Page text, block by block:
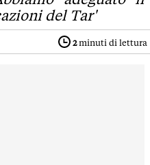
del Tar'
2minuti di lettura